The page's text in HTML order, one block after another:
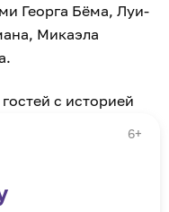
Георга Бёма, Луи-
Микаэла
с историей
6+